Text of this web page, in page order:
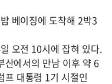
베이징에 도착해 2박3
오전 10시에 잡혀 있다.
산에서의 만남 이후 약 6
프 대통령 1기 시절인